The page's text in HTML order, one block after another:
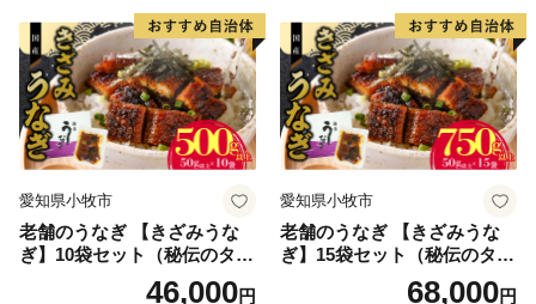
り寄せグルメ 愛知県 小牧市
送料無料
愛知県小牧市
老舗のうなぎ 【きざみうな
ぎ】10袋セット（秘伝のタレ
46,000円
愛知県小牧市
老舗のうなぎ 【きざみうな
ぎ】15袋セット（秘伝のタレ
68,000円